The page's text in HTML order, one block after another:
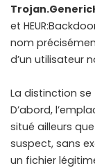
et
nom
d’un utilisateur
La distinction
D’abord,
situé ailleurs
suspect, sans
un fichier